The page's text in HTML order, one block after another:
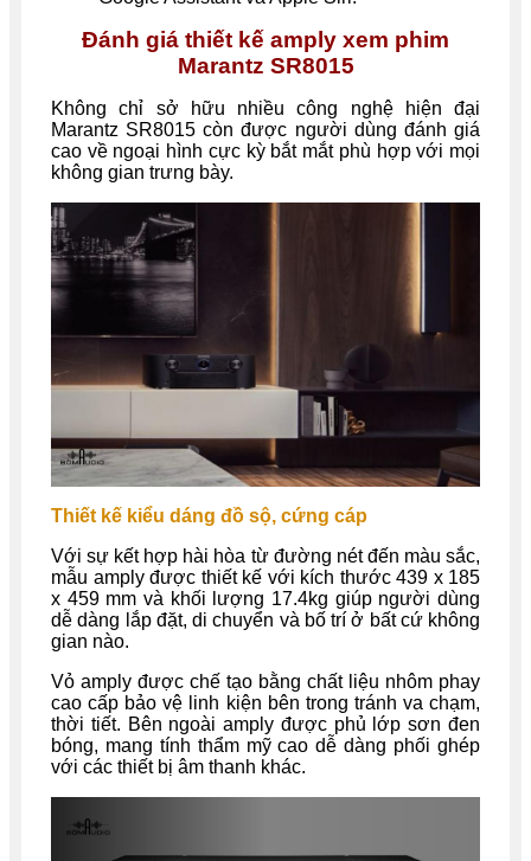
Đánh giá thiết kế amply xem phim
Marantz SR8015
Không chỉ sở hữu nhiều công nghệ hiện đại
Marantz SR8015 còn được người dùng đánh giá
cao về ngoại hình cực kỳ bắt mắt phù hợp với mọi
không gian trưng bày.
Thiết kế kiểu dáng đồ sộ, cứng cáp
Với sự kết hợp hài hòa từ đường nét đến màu sắc,
mẫu amply được thiết kế với kích thước 439 x 185
x 459 mm và khối lượng 17.4kg giúp người dùng
dễ dàng lắp đặt, di chuyển và bố trí ở bất cứ không
gian nào.
Vỏ amply được chế tạo bằng chất liệu nhôm phay
cao cấp bảo vệ linh kiện bên trong tránh va chạm,
thời tiết. Bên ngoài amply được phủ lớp sơn đen
bóng, mang tính thẩm mỹ cao dễ dàng phối ghép
với các thiết bị âm thanh khác.